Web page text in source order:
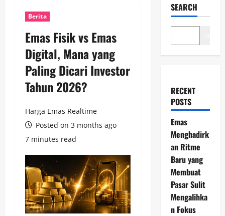
Berita
Emas Fisik vs Emas
Digital, Mana yang
Paling Dicari Investor
Tahun 2026?
Harga Emas Realtime
Posted on 3 months ago
7 minutes read
SEARCH
RECENT
POSTS
Emas
Menghadirk
an Ritme
Baru yang
Membuat
Pasar Sulit
Mengalihka
n Fokus